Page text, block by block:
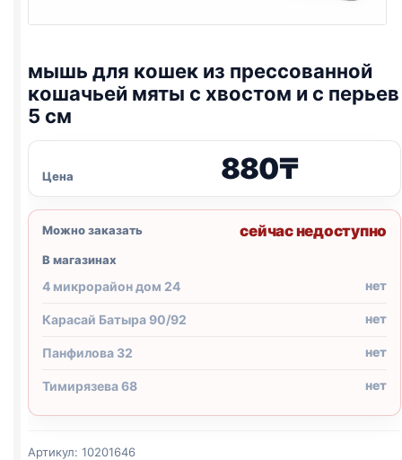
мышь для кошек из прессованной
кошачьей мяты с хвостом и с перьев
5 см
Цена 880₸
Можно заказать сейчас недоступно
В магазинах
4 микрорайон дом 24 нет
Карасай Батыра 90/92 нет
Панфилова 32 нет
Тимирязева 68 нет
Артикул: 10201646